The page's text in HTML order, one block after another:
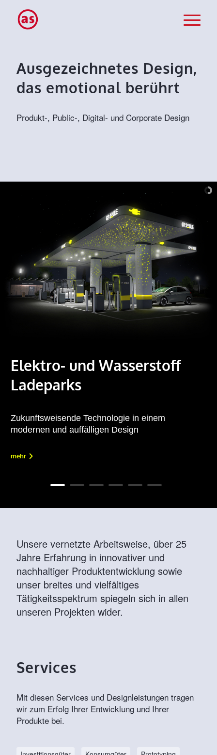
Ausgezeichnetes Design,
das emotional berührt
Produkt-, Public-, Digital- und Corporate Design
Elektro- und Wasserstoff
Ladeparks
Zukunftsweisende Technologie in einem
modernen und auffälligen Design
mehr
Unsere vernetzte Arbeitsweise, über 25
Jahre Erfahrung in innovativer und
nachhaltiger Produktentwicklung sowie
unser breites und vielfältiges
Tätigkeitsspektrum spiegeln sich in allen
unseren Projekten wider.
Services
Mit diesen Services und Designleistungen tragen
wir zum Erfolg Ihrer Entwicklung und Ihrer
Produkte bei.